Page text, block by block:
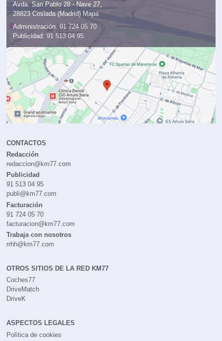
Avda. San Pablo 28 - Nave 27,
28823 Coslada (Madrid) Mapa
Administración: 91 724 05 70
Publicidad: 91 513 04 95
CONTACTOS
Redacción
redaccion@km77.com
Publicidad
91 513 04 95
publi@km77.com
Facturación
91 724 05 70
facturacion@km77.com
Trabaja con nosotros
rrhh@km77.com
OTROS SITIOS DE LA RED KM77
Coches77
DriveMatch
DriveK
ASPECTOS LEGALES
Política de cookies